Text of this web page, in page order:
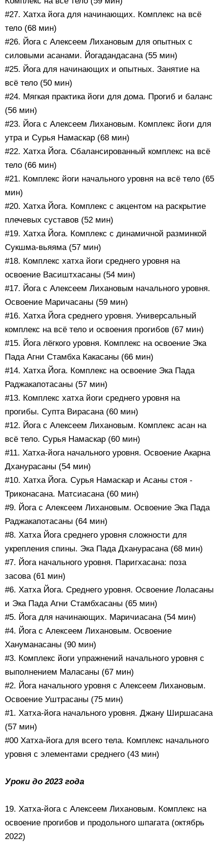
#27. Хатха йога для начинающих. Комплекс на всё
тело (68 мин)
#26. Йога с Алексеем Лихановым для опытных с
силовыми асанами. Йогадандасана (55 мин)
#25. Йога для начинающих и опытных. Занятие на
всё тело (50 мин)
#24. Мягкая практика йоги для дома. Прогиб и баланс
(56 мин)
#23. Йога с Алексеем Лихановым. Комплекс йоги для
утра и Сурья Намаскар (68 мин)
#22. Хатха Йога. Сбалансированный комплекс на всё
тело (66 мин)
#21. Комплекс йоги начального уровня на всё тело (65
мин)
#20. Хатха Йога. Комплекс с акцентом на раскрытие
плечевых суставов (52 мин)
#19. Хатха Йога. Комплекс с динамичной разминкой
Сукшма-вьяяма (57 мин)
#18. Комплекс хатха йоги среднего уровня на
освоение Васиштхасаны (54 мин)
#17. Йога с Алексеем Лихановым начального уровня.
Освоение Маричасаны (59 мин)
#16. Хатха Йога среднего уровня. Универсальный
комплекс на всё тело и освоения прогибов (67 мин)
#15. Йога лёгкого уровня. Комплекс на освоение Эка
Пада Агни Стамбха Какасаны (66 мин)
#14. Хатха Йога. Комплекс на освоение Эка Пада
Раджакапотасаны (57 мин)
#13. Комплекс хатха йоги среднего уровня на
прогибы. Супта Вирасана (60 мин)
#12. Йога с Алексеем Лихановым. Комплекс асан на
всё тело. Сурья Намаскар (60 мин)
#11. Хатха-йога начального уровня. Освоение Акарна
Дханурасаны (54 мин)
#10. Хатха Йога. Сурья Намаскар и Асаны стоя -
Триконасана. Матсиасана (60 мин)
#9. Йога с Алексеем Лихановым. Освоение Эка Пада
Раджакапотасаны (64 мин)
#8. Хатха Йога среднего уровня сложности для
укрепления спины. Эка Пада Дханурасана (68 мин)
#7. Йога начального уровня. Паригхасана: поза
засова (61 мин)
#6. Хатха Йога. Среднего уровня. Освоение Лоласаны
и Эка Пада Агни Стамбхасаны (65 мин)
#5. Йога для начинающих. Маричиасана (54 мин)
#4. Йога с Алексеем Лихановым. Освоение
Хануманасаны (90 мин)
#3. Комплекс йоги упражнений начального уровня с
выполнением Маласаны (67 мин)
#2. Йога начального уровня с Алексеем Лихановым.
Освоение Уштрасаны (75 мин)
#1. Хатха-йога начального уровня. Джану Ширшасана
(57 мин)
#00 Хатха-йога для всего тела. Комплекс начального
уровня с элементами среднего (43 мин)
Уроки до 2023 года
19. Хатха-йога с Алексеем Лихановым. Комплекс на
освоение прогибов и продольного шпагата (октябрь
2022)